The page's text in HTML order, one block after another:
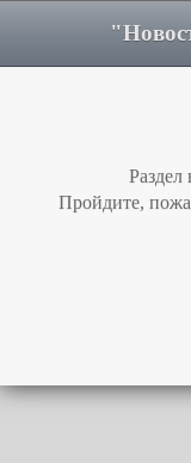
Раздел
Пройдите,